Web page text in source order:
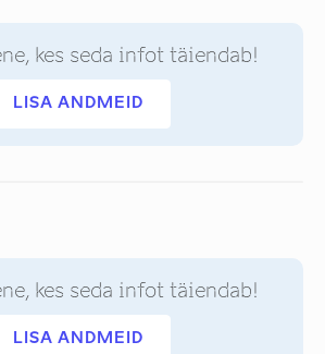
kes seda infot täiendab!
LISA ANDMEID
kes seda infot täiendab!
LISA ANDMEID